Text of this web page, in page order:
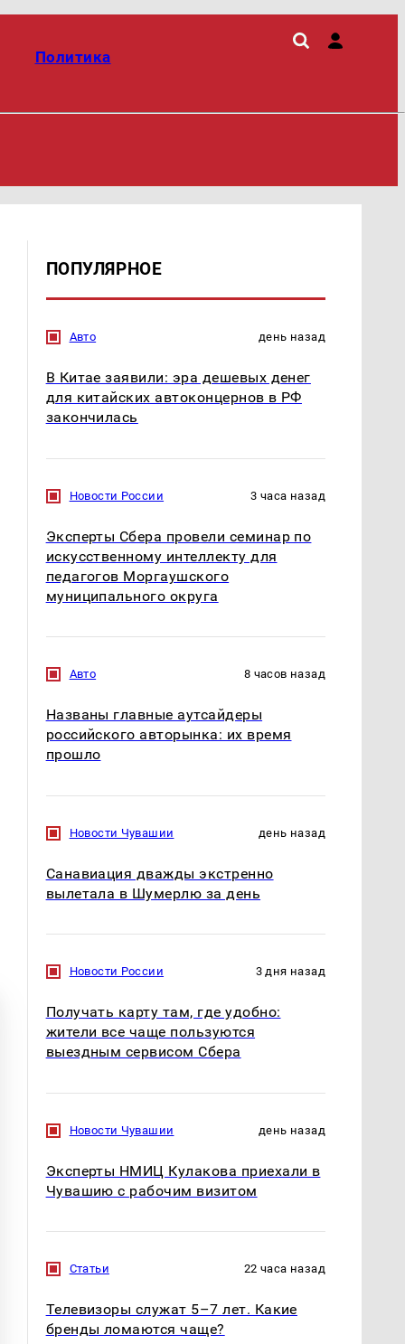
Политика
ПОПУЛЯРНОЕ
Авто день назад
В Китае заявили: эра дешевых денег
для китайских автоконцернов в РФ
закончилась
Новости России 3 часа назад
Эксперты Сбера провели семинар по
искусственному интеллекту для
педагогов Моргаушского
муниципального округа
Авто 8 часов назад
Названы главные аутсайдеры
российского авторынка: их время
прошло
Новости Чувашии день назад
Санавиация дважды экстренно
вылетала в Шумерлю за день
Новости России 3 дня назад
Получать карту там, где удобно:
жители все чаще пользуются
выездным сервисом Сбера
Новости Чувашии день назад
Эксперты НМИЦ Кулакова приехали в
Чувашию с рабочим визитом
Статьи 22 часа назад
Телевизоры служат 5–7 лет. Какие
бренды ломаются чаще?